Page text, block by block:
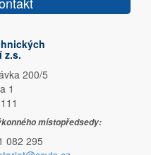
z.s.
200/5
1
místopředsedy:
082 295